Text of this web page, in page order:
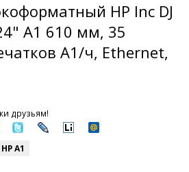
HP Inc DJ
А1 610 мм, 35
A1/ч, Ethernet,
друзьям!
A1